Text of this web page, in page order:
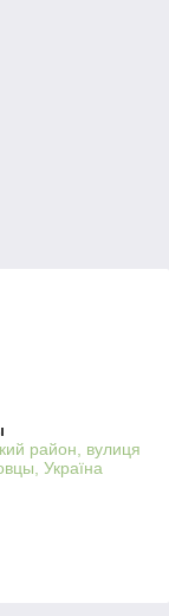
район, вулиця
Україна